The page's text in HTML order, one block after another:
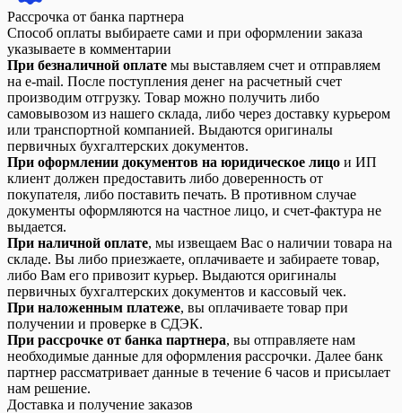
Рассрочка от банка партнера
Способ оплаты выбираете сами и при оформлении заказа
указываете в комментарии
При безналичной оплате мы выставляем счет и отправляем
на e-mail. После поступления денег на расчетный счет
производим отгрузку. Товар можно получить либо
самовывозом из нашего склада, либо через доставку курьером
или транспортной компанией. Выдаются оригиналы
первичных бухгалтерских документов.
При оформлении документов на юридическое лицо и ИП
клиент должен предоставить либо доверенность от
покупателя, либо поставить печать. В противном случае
документы оформляются на частное лицо, и счет-фактура не
выдается.
При наличной оплате, мы извещаем Вас о наличии товара на
складе. Вы либо приезжаете, оплачиваете и забираете товар,
либо Вам его привозит курьер. Выдаются оригиналы
первичных бухгалтерских документов и кассовый чек.
При наложенным платеже, вы оплачиваете товар при
получении и проверке в СДЭК.
При рассрочке от банка партнера, вы отправляете нам
необходимые данные для оформления рассрочки. Далее банк
партнер рассматривает данные в течение 6 часов и присылает
нам решение.
Доставка и получение заказов